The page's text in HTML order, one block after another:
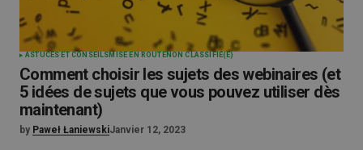
ASTUCES ET CONSEILS MISE EN ROUTENON CLASSIFIÉ(E)
Comment choisir les sujets des webinaires (et
5 idées de sujets que vous pouvez utiliser dès
maintenant)
by Paweł ŁaniewskiJanvier 12, 2023